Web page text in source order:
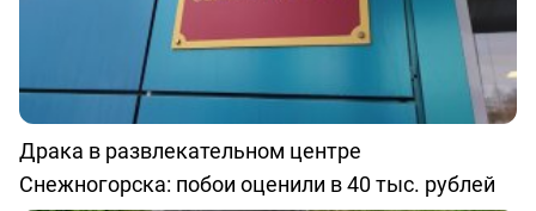
Драка в развлекательном центре
Снежногорска: побои оценили в 40 тыс. рублей